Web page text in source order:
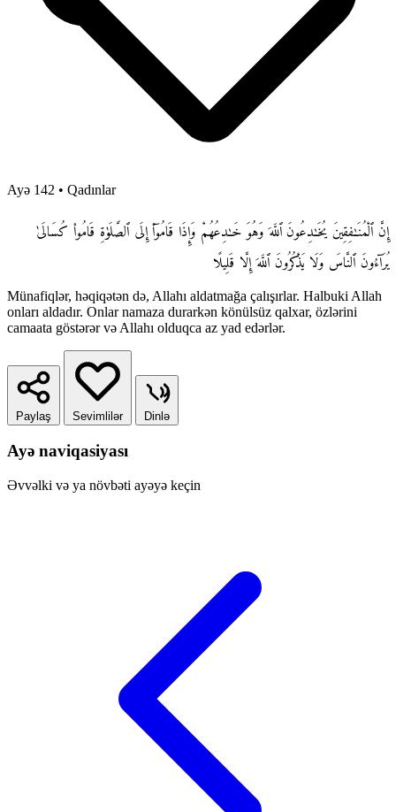
Ayə 142 • Qadınlar
إِنَّ ٱلْمُنَـٰفِقِينَ يُخَـٰدِعُونَ ٱللَّهَ وَهُوَ خَـٰدِعُهُمْ وَإِذَا قَامُوٓا۟ إِلَى ٱلصَّلَوٰةِ قَامُوا۟ كُسَالَىٰ
يُرَآءُونَ ٱلنَّاسَ وَلَا يَذْكُرُونَ ٱللَّهَ إِلَّا قَلِيلًا
Münafiqlər, həqiqətən də, Allahı aldatmağa çalışırlar. Halbuki Allah
onları aldadır. Onlar namaza durarkən könülsüz qalxar, özlərini
camaata göstərər və Allahı olduqca az yad edərlər.
Paylaş Sevimlilər Dinlə
Ayə naviqasiyası
Əvvəlki və ya növbəti ayəyə keçin